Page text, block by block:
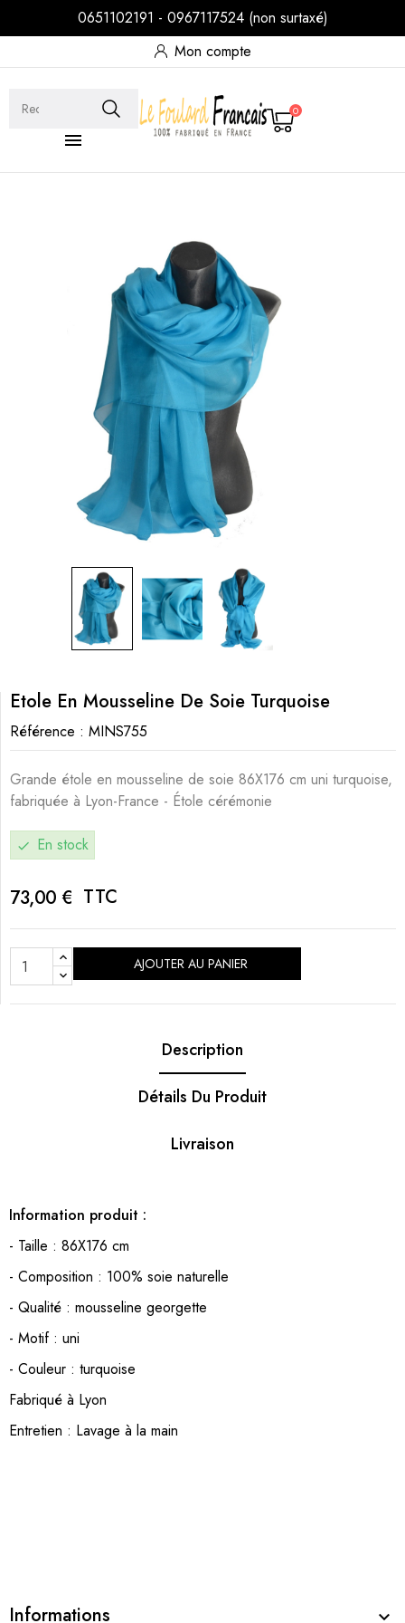
0651102191 - 0967117524 (non surtaxé)
Mon compte

0
Etole En Mousseline De Soie Turquoise
Référence : MINS755
Grande étole en mousseline de soie 86X176 cm uni turquoise,
fabriquée à Lyon-France - Étole cérémonie
check En stock
73,00 € TTC
AJOUTER AU PANIER
Description
Détails Du Produit
Livraison
Information produit :
- Taille : 86X176 cm
- Composition : 100% soie naturelle
- Qualité : mousseline georgette
- Motif : uni
- Couleur : turquoise
Fabriqué à Lyon
Entretien : Lavage à la main
Informations 